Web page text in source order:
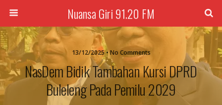
Nuansa Giri 91.20 FM
13/12/2025 • No Comments
NasDem Bidik Tambahan Kursi DPRD
Buleleng Pada Pemilu 2029